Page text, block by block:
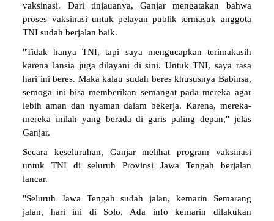
vaksinasi. Dari tinjauanya, Ganjar mengatakan bahwa
proses vaksinasi untuk pelayan publik termasuk anggota
TNI sudah berjalan baik.
"Tidak hanya TNI, tapi saya mengucapkan terimakasih
karena lansia juga dilayani di sini. Untuk TNI, saya rasa
hari ini beres. Maka kalau sudah beres khususnya Babinsa,
semoga ini bisa memberikan semangat pada mereka agar
lebih aman dan nyaman dalam bekerja. Karena, mereka-
mereka inilah yang berada di garis paling depan," jelas
Ganjar.
Secara keseluruhan, Ganjar melihat program vaksinasi
untuk TNI di seluruh Provinsi Jawa Tengah berjalan
lancar.
"Seluruh Jawa Tengah sudah jalan, kemarin Semarang
jalan, hari ini di Solo. Ada info kemarin dilakukan